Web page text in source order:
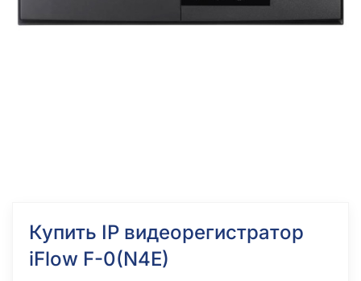
Купить IP видеорегистратор
iFlow F-0(N4E)